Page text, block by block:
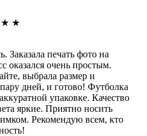
★ ★
Заказала печать фото на
оказался очень простым.
выбрала размер и
дней, и готово! Футболка
упаковке. Качество
яркие. Приятно носить
Рекомендую всем, кто